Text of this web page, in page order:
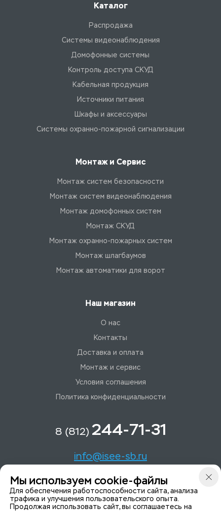
Каталог
Распродажа
Системы видеонаблюдения
Домофонные системы
Контроль доступа СКУД
Кабельная продукция
Источники питания
Шкафы и аксессуары
Системы охранно-пожарной сигнализации
Монтаж и Сервис
Монтаж систем безопасности
Монтаж систем видеонаблюдения
Монтаж домофонных систем
Монтаж СКУД
Монтаж охранно-пожарных систем
Монтаж шлагбаумов
Монтаж автоматики для ворот
Наш магазин
О нас
Контакты
Доставка и оплата
Монтаж и сервис
Условия соглашения
Политика конфиденциальности
8 (812) 244-71-31
info@isee-sb.ru
Светлановский пр-кт, д. 70, корп. 1
Мы в Telegam
Мы используем cookie-файлы
Для обеспечения работоспособности сайта, анализа
трафика и улучшения пользовательского опыта.
Продолжая использовать сайт, вы соглашаетесь на